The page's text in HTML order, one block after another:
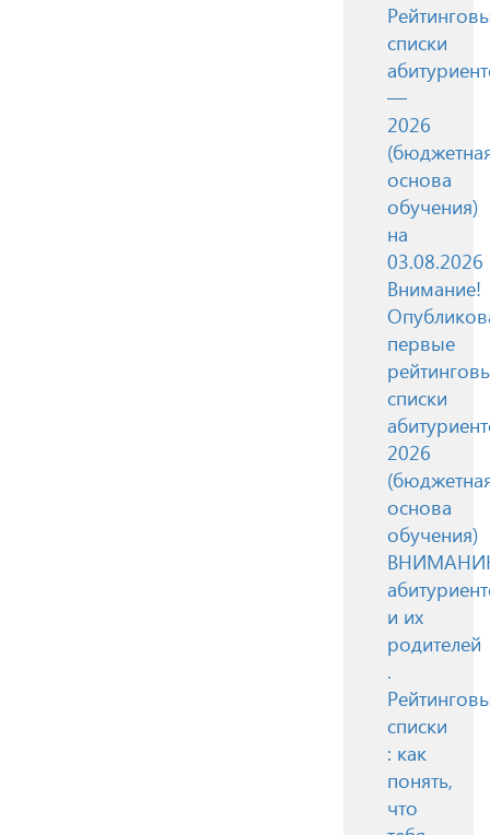
списки
—
2026
основа
обучения)
на
03.08.2026
Внимание!
первые
списки
2026
основа
обучения)
и их
родителей
.
списки
: как
понять,
что